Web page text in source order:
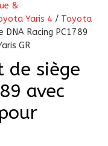
&
Yaris 4 / Toyota
DNA Racing PC1789
GR
de siège
avec